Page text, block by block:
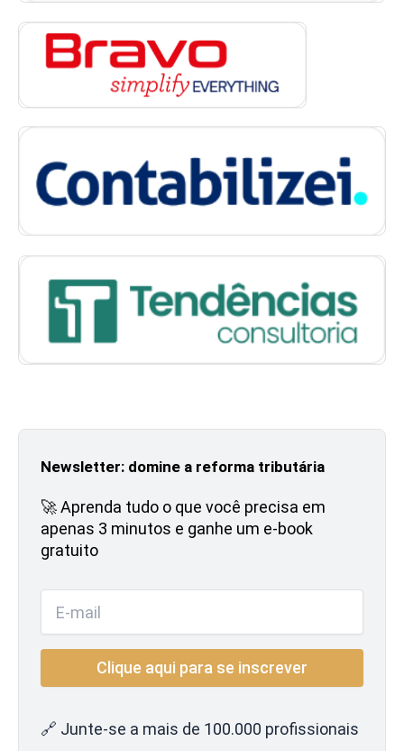
Newsletter: domine a reforma tributária
🚀 Aprenda tudo o que você precisa em
apenas 3 minutos e ganhe um e-book
gratuito
🔗 Junte-se a mais de 100.000 profissionais